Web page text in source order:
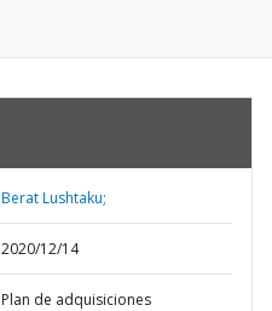
Berat Lushtaku;
2020/12/14
Plan de adquisiciones